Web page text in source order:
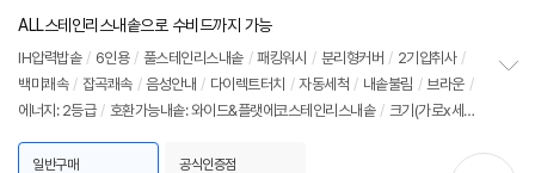
뷰
ALL스테인리스내솥으로 수비드까지 가능
IH압력밥솥 / 6인용 / 풀스테인리스내솥 / 패킹워시 / 분리형커버 / 2기압취사 /
백미쾌속 / 잡곡쾌속 / 음성안내 / 다이렉트터치 / 자동세척 / 내솥불림 / 브라운 /
에너지: 2등급 / 호환가능내솥: 와이드&플랫에코스테인리스내솥 / 크기(가로x세로
일반구매 공식인증점